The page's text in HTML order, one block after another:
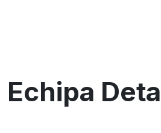
Echipa